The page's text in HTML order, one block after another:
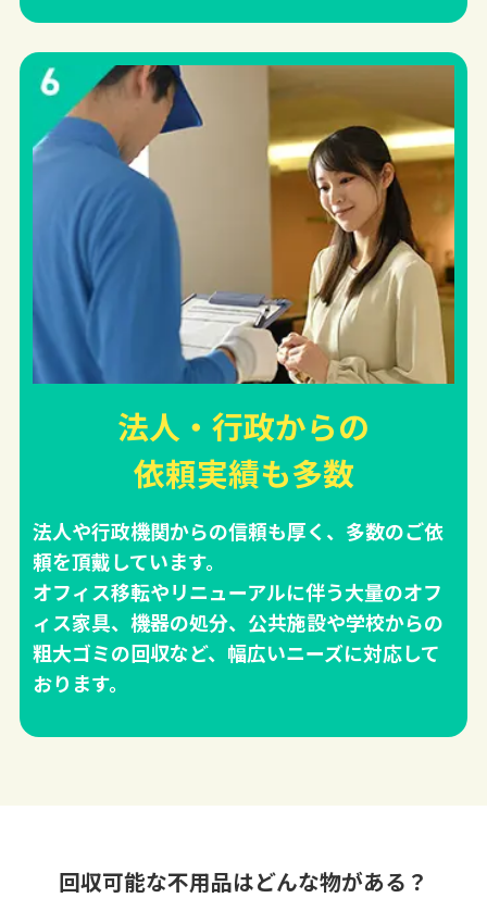
法人・行政からの
依頼実績も多数
法人や行政機関からの信頼も厚く、多数のご依
頼を頂戴しています。
オフィス移転やリニューアルに伴う大量のオフ
ィス家具、機器の処分、公共施設や学校からの
粗大ゴミの回収など、幅広いニーズに対応して
おります。
回収可能な不用品はどんな物がある？